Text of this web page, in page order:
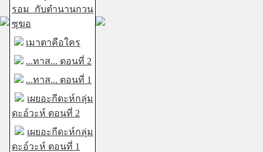
รอม กับตำนานกวน
ซุฆอ
เมาตาคือใคร
...ทาส... ตอนที่ 2
...ทาส... ตอนที่ 1
เผยอะกีดะห์กลุ่ม
ดะอ์วะห์ ตอนที่ 2
เผยอะกีดะห์กลุ่ม
ดะอ์วะห์ ตอนที่ 1